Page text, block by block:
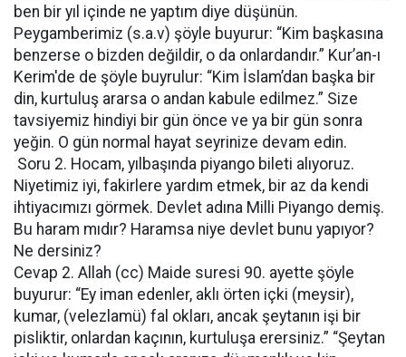
ben bir yıl içinde ne yaptım diye düşünün.
Peygamberimiz (s.a.v) şöyle buyurur: “Kim başkasına
benzerse o bizden değildir, o da onlardandır.” Kur’an-ı
Kerim'de de şöyle buyrulur: “Kim İslam’dan başka bir
din, kurtuluş ararsa o andan kabule edilmez.” Size
tavsiyemiz hindiyi bir gün önce ve ya bir gün sonra
yeğin. O gün normal hayat seyrinize devam edin.
Soru 2. Hocam, yılbaşında piyango bileti alıyoruz.
Niyetimiz iyi, fakirlere yardım etmek, bir az da kendi
ihtiyacımızı görmek. Devlet adına Milli Piyango demiş.
Bu haram mıdır? Haramsa niye devlet bunu yapıyor?
Ne dersiniz?
Cevap 2. Allah (cc) Maide suresi 90. ayette şöyle
buyurur: “Ey iman edenler, aklı örten içki (meysir),
kumar, (velezlamü) fal okları, ancak şeytanın işi bir
pisliktir, onlardan kaçının, kurtuluşa erersiniz.” “Şeytan